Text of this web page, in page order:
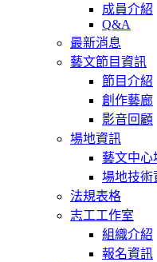
成員介紹
Q&A
最新消息
藝文節目資訊
節目介紹
創作藝廊
影音回顧
場地資訊
藝文中心
場地技術
法規表格
志工工作室
組織介紹
報名資訊